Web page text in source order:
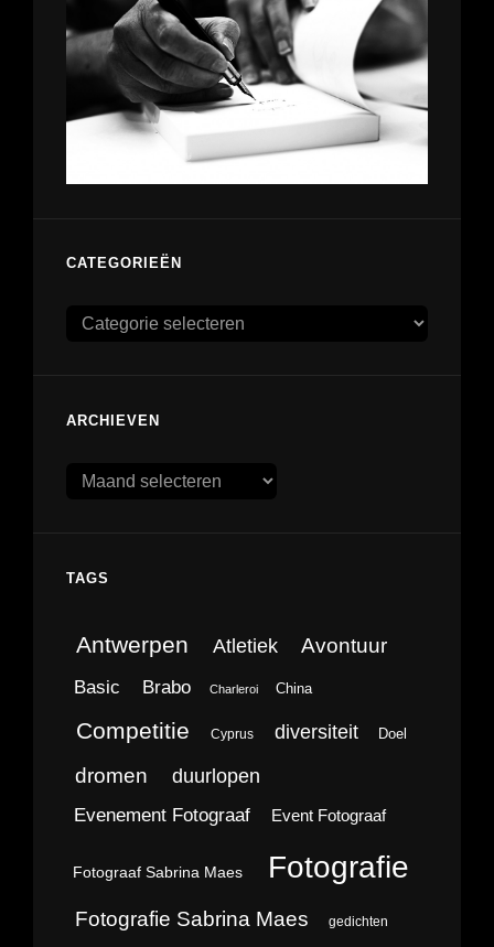
CATEGORIEËN
Categorieën
ARCHIEVEN
Archieven
TAGS
Antwerpen Atletiek Avontuur
Basic Brabo Charleroi China
Competitie Cyprus diversiteit Doel
dromen duurlopen
Evenement Fotograaf Event Fotograaf
Fotograaf Sabrina Maes Fotografie
Fotografie Sabrina Maes gedichten